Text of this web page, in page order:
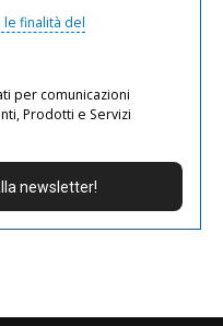
finalità del
per comunicazioni
Prodotti e Servizi